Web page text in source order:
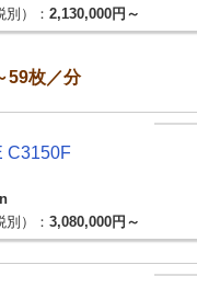
）： 2,130,000円～
59枚／分
C3150F
）： 3,080,000円～